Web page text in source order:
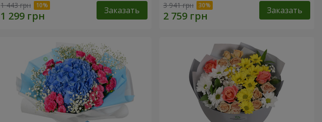
1 443 грн Заказать 3 941 грн Заказать